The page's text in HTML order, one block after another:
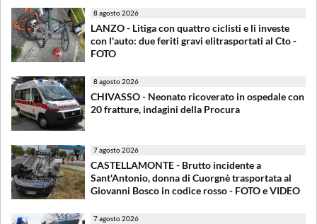
8 agosto 2026
LANZO - Litiga con quattro ciclisti e li investe
con l'auto: due feriti gravi elitrasportati al Cto -
FOTO
8 agosto 2026
CHIVASSO - Neonato ricoverato in ospedale con
20 fratture, indagini della Procura
7 agosto 2026
CASTELLAMONTE - Brutto incidente a
Sant'Antonio, donna di Cuorgnè trasportata al
Giovanni Bosco in codice rosso - FOTO e VIDEO
7 agosto 2026